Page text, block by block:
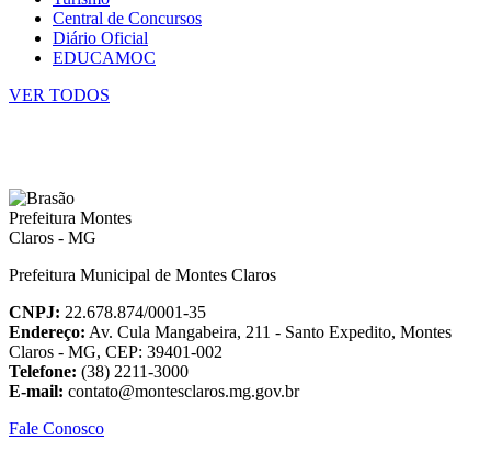
Central de Concursos
Diário Oficial
EDUCAMOC
VER TODOS
Prefeitura Municipal de Montes Claros
CNPJ: 22.678.874/0001-35
Endereço: Av. Cula Mangabeira, 211 - Santo Expedito, Montes
Claros - MG, CEP: 39401-002
Telefone: (38) 2211-3000
E-mail: contato@montesclaros.mg.gov.br
Fale Conosco